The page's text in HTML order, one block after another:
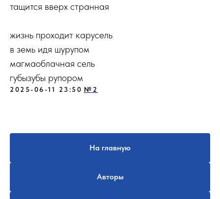
тащится вверх странная
жизнь проходит карусель
в земь идя шурупом
магмаоблачная сель
губызубы рупором
2025-06-11 23:50 №2
На главную
Авторы